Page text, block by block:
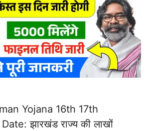
Yojana 16th 17th
झारखंड राज्य की लाखों